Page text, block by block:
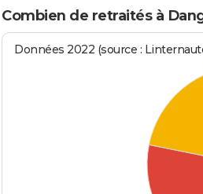
Combien de retraités à
Données 2022 (source :